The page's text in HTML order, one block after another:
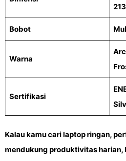
Bobot
Warna
Sertifikasi
Kalau kamu cari laptop ringan,
mendukung produktivitas harian,